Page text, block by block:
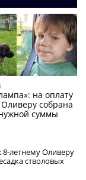
на оплату
собрана
суммы
8-летнему Оливеру
стволовых